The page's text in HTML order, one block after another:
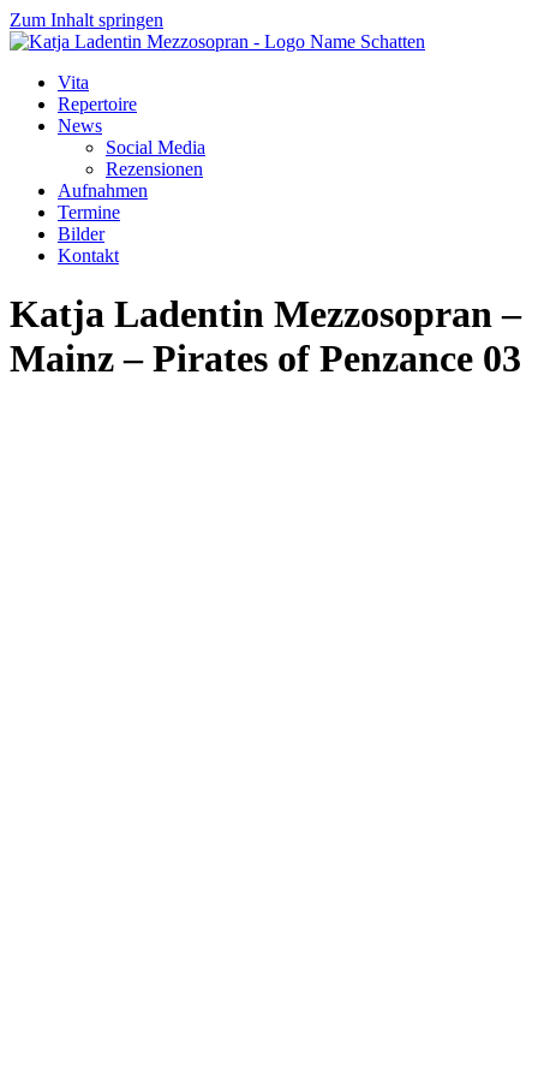
Zum Inhalt springen
Vita
Repertoire
News
Social Media
Rezensionen
Aufnahmen
Termine
Bilder
Kontakt
Katja Ladentin Mezzosopran –
Mainz – Pirates of Penzance 03